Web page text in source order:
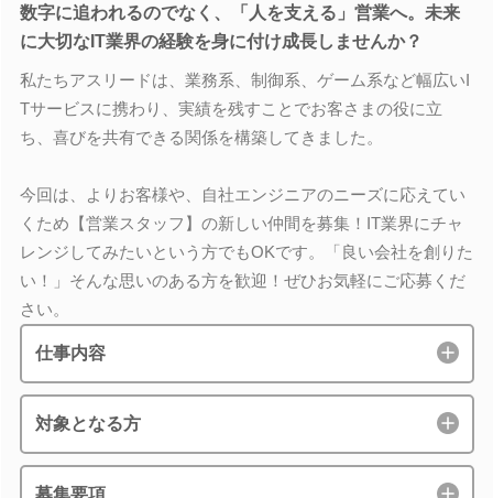
数字に追われるのでなく、「人を支える」営業へ。未来
に大切なIT業界の経験を身に付け成長しませんか？
私たちアスリードは、業務系、制御系、ゲーム系など幅広いI
Tサービスに携わり、実績を残すことでお客さまの役に立
ち、喜びを共有できる関係を構築してきました。
今回は、よりお客様や、自社エンジニアのニーズに応えてい
くため【営業スタッフ】の新しい仲間を募集！IT業界にチャ
レンジしてみたいという方でもOKです。「良い会社を創りた
い！」そんな思いのある方を歓迎！ぜひお気軽にご応募くだ
さい。
仕事内容
対象となる方
募集要項